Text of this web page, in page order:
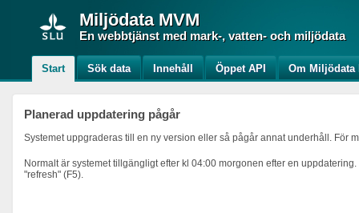
Miljödata MVM
En webbtjänst med mark-, vatten- och miljödata
Start Sök data Innehåll Öppet API Om Miljödata
Planerad uppdatering pågår
Systemet uppgraderas till en ny version eller så pågår annat underhåll. För
Normalt är systemet tillgängligt efter kl 04:00 morgonen efter en uppdatering.
"refresh" (F5).